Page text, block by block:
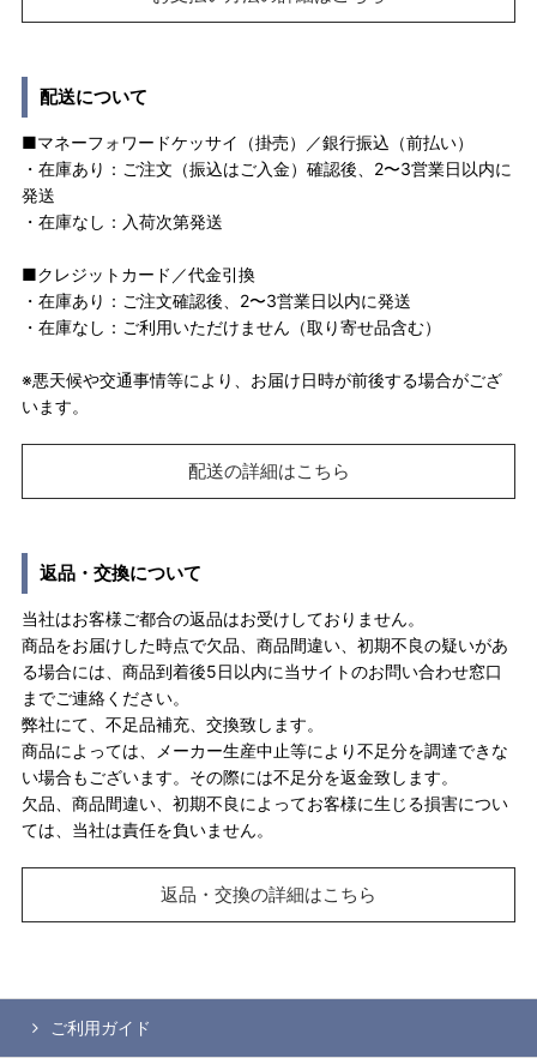
配送について
■マネーフォワードケッサイ（掛売）／銀行振込（前払い）
・在庫あり：ご注文（振込はご入金）確認後、2〜3営業日以内に
発送
・在庫なし：入荷次第発送
■クレジットカード／代金引換
・在庫あり：ご注文確認後、2〜3営業日以内に発送
・在庫なし：ご利用いただけません（取り寄せ品含む）
※悪天候や交通事情等により、お届け日時が前後する場合がござ
います。
配送の詳細はこちら
返品・交換について
当社はお客様ご都合の返品はお受けしておりません。
商品をお届けした時点で欠品、商品間違い、初期不良の疑いがあ
る場合には、商品到着後5日以内に当サイトのお問い合わせ窓口
までご連絡ください。
弊社にて、不足品補充、交換致します。
商品によっては、メーカー生産中止等により不足分を調達できな
い場合もございます。その際には不足分を返金致します。
欠品、商品間違い、初期不良によってお客様に生じる損害につい
ては、当社は責任を負いません。
返品・交換の詳細はこちら
ご利用ガイド